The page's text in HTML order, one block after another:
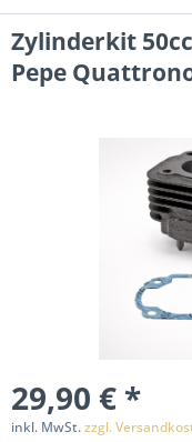
Zylinderkit
Pepe
29,90 € *
inkl. MwSt.zzgl.